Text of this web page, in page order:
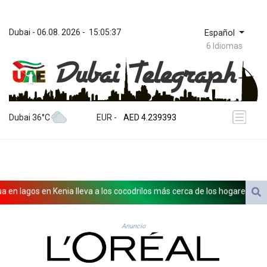
Dubai - 06.08. 2026 - 15:05:37 Español
6 Idiomas
Dubai 36°C EUR -
ZWL 371.703852
AED 4.239393
AED 4.239393
AFN 76.187455
ARS 1727.213601
AUD 1.639217
AZN 1.99717
BAM 1.953568
BBD 2.321548
BDT 142.677005
lagos en Kenia lleva a los cocodrilos más cerca de los hogares
Anuncio